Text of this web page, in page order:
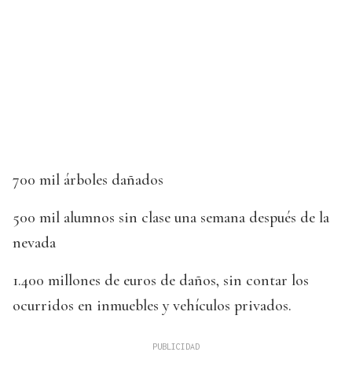
700 mil árboles dañados
500 mil alumnos sin clase una semana después de la
nevada
1.400 millones de euros de daños, sin contar los
ocurridos en inmuebles y vehículos privados.